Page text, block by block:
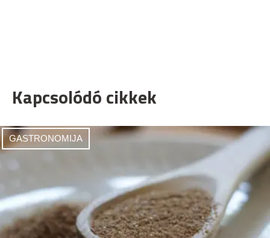
Kapcsolódó cikkek
GASTRONOMIJA